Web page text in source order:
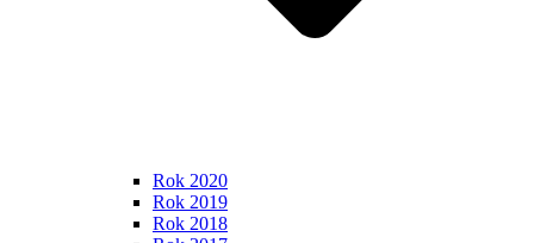
Rok 2020
Rok 2019
Rok 2018